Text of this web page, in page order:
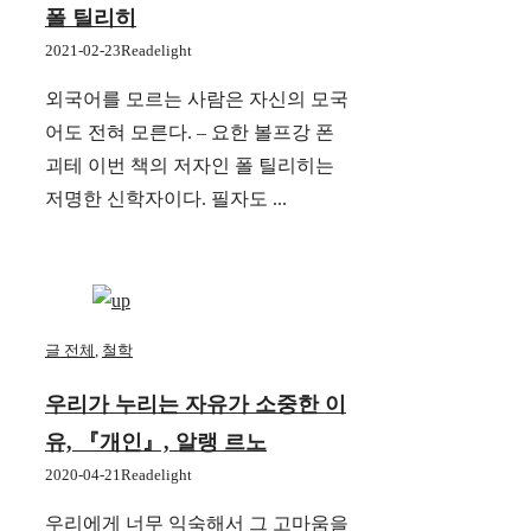
폴 틸리히
2021-02-23Readelight
외국어를 모르는 사람은 자신의 모국
어도 전혀 모른다. – 요한 볼프강 폰
괴테 이번 책의 저자인 폴 틸리히는
저명한 신학자이다. 필자도 ...
글 전체 철학
우리가 누리는 자유가 소중한 이
유, 『개인』, 알랭 르노
2020-04-21 Readelight
우리에게 너무 익숙해서 그 고마움을